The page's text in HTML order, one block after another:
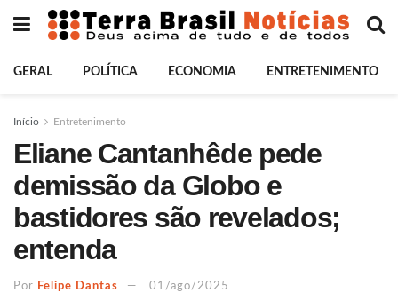
GERAL POLÍTICA ECONOMIA ENTRETENIMENTO
Início Entretenimento
Eliane Cantanhêde pede
demissão da Globo e
bastidores são revelados;
entenda
Por Felipe Dantas 01/ago/2025